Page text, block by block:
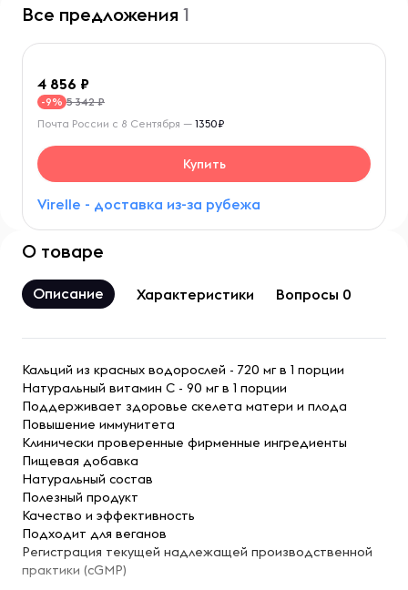
Все предложения 1
4 856
-9% 5 342 ₽
Virelle - доставка из-за рубежа
Почта России с 8 Сентября — 1350₽
Купить
О товаре
Описание Характеристики Вопросы 0
Кальций из красных водорослей - 720 мг в 1 порции
Натуральный витамин C - 90 мг в 1 порции
Поддерживает здоровье скелета матери и плода
Повышение иммунитета
Клинически проверенные фирменные ингредиенты
Пищевая добавка
Натуральный состав
Полезный продукт
Качество и эффективность
Подходит для веганов
Регистрация текущей надлежащей производственной
практики (cGMP)